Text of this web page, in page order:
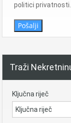
politici privatnosti.
Pošalji
Traži
Ključna riječ